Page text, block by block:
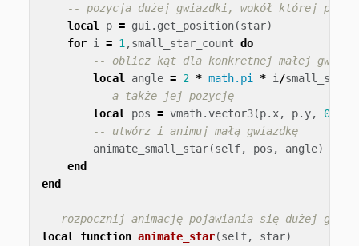
-- pozycja dużej gwiazdki, wokół której
local
p = gui . get_position(star)
for i = 1 ,small_star_count do
-- oblicz kąt dla konkretnej małej
local
angle = 2 * math.pi * i /
-- a także jej pozycję
local
pos = vmath.vector3(p. x, p. y, 0
-- utwórz i animuj małą gwiazdkę
animate_small_star(self, pos , angle)
end
end
-- rozpocznij animację pojawiania się dużej
local
function animate_star(self, star)